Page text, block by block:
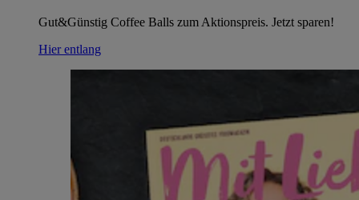
Gut&Günstig Coffee Balls zum Aktionspreis. Jetzt sparen!
Hier entlang